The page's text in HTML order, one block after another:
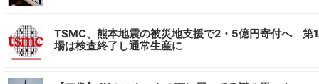
TSMC、熊本地震の被災地支援で2・5億円寄付へ 第
場は検査終了し通常生産に